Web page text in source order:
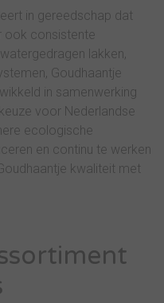
in gereedschap dat
ook consistente
lakken,
Goudhaantje
in samenwerking
voor Nederlandse
ecologische
en continu te werken
kwaliteit met